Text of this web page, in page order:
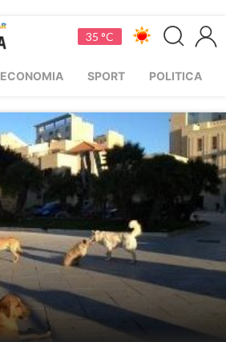
35 °C
ECONOMIA SPORT POLITICA